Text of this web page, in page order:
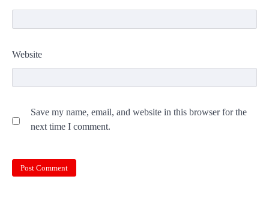
Website
Save my name, email, and website in this browser for the
next time I comment.